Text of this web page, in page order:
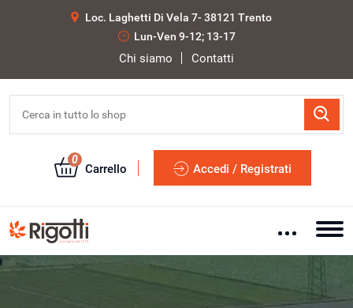
Loc. Laghetti Di Vela 7- 38121 Trento
Lun-Ven 9-12; 13-17
Chi siamo Contatti
0
Carrello Accedi / Registrati